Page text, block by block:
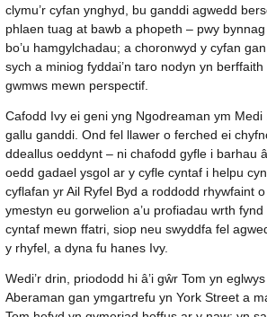
clymu’r cyfan ynghyd, bu ganddi agwedd
phlaen tuag at bawb a phopeth – pwy
bo’u hamgylchadau; a choronwyd y cyfan
sych a miniog fyddai’n taro nodyn yn
gwmws mewn perspectif.
Cafodd Ivy ei geni yng Ngodreaman ym
gallu ganddi. Ond fel llawer o ferched ei
ddeallus oeddynt – ni chafodd gyfle i barhau
oedd gadael ysgol ar y cyfle cyntaf i helpu
cyflafan yr Ail Ryfel Byd a roddodd rhywfaint
ymestyn eu gorwelion a’u profiadau wrth
cyntaf mewn ffatri, siop neu swyddfa fel
y rhyfel, a dyna fu hanes Ivy.
Wedi’r drin, priododd hi â’i gŵr Tom yn
Aberaman gan ymgartrefu yn York Street a